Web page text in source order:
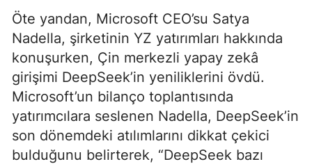
Öte yandan, Microsoft CEO’su Satya
Nadella, şirketinin YZ yatırımları hakkında
konuşurken, Çin merkezli yapay zekâ
girişimi DeepSeek’in yeniliklerini övdü.
Microsoft’un bilanço toplantısında
yatırımcılara seslenen Nadella, DeepSeek’in
son dönemdeki atılımlarını dikkat çekici
bulduğunu belirterek, “DeepSeek bazı